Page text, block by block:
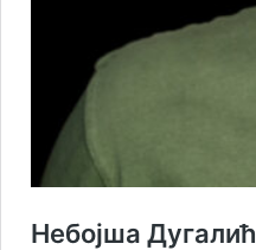
Небојша Дугалић